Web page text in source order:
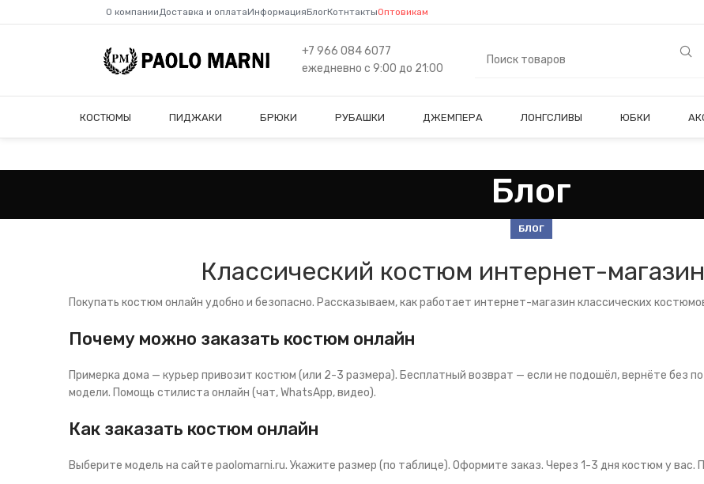
О компанииДоставка и оплатаИнформацияБлогКотнтактыОптовикам
+7 966 084 6077
ежедневно с 9:00 до 21:00
КОСТЮМЫ ПИДЖАКИ БРЮКИ РУБАШКИ ДЖЕМПЕРА ЛОНГСЛИВЫ ЮБКИ
Блог
БЛОГ
Классический костюм интернет-
Покупать костюм онлайн удобно и безопасно. Рассказываем, как работает интернет-магазин классических
Почему можно заказать костюм онлайн
Примерка дома — курьер привозит костюм (или 2-3 размера). Бесплатный возврат — если не подошёл, вернёте без
модели. Помощь стилиста онлайн (чат, WhatsApp, видео).
Как заказать костюм онлайн
Выберите модель на сайте paolomarni.ru. Укажите размер (по таблице). Оформите заказ. Через 1-3 дня костюм у